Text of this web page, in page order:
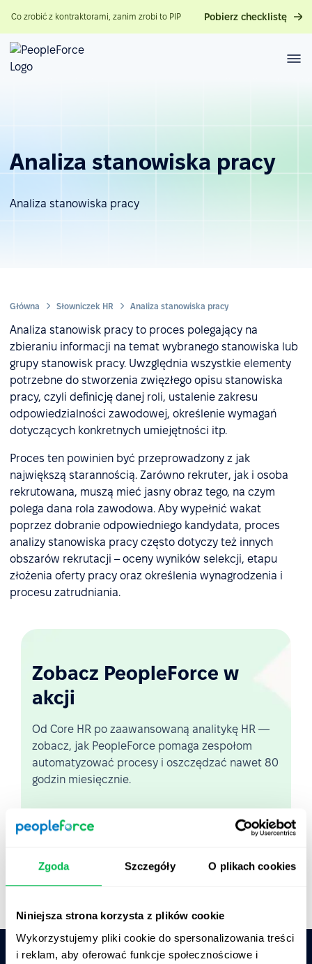
Zgoda Szczegóły O plikach cookies
Niniejsza strona korzysta z plików cookie
Wykorzystujemy pliki cookie do spersonalizowania treści
i reklam, aby oferować funkcje społecznościowe i
Co zrobić z kontraktorami, zanim zrobi to PIP Pobierz checklistę
Analiza stanowiska pracy
Analiza stanowiska pracy
Główna Słowniczek HR Analiza stanowiska pracy
Analiza stanowisk pracy to proces polegający na
zbieraniu informacji na temat wybranego stanowiska lub
grupy stanowisk pracy. Uwzględnia wszystkie elementy
potrzebne do stworzenia zwięzłego opisu stanowiska
pracy, czyli definicję danej roli, ustalenie zakresu
odpowiedzialności zawodowej, określenie wymagań
dotyczących konkretnych umiejętności itp.
Proces ten powinien być przeprowadzony z jak
największą starannością. Zarówno rekruter, jak i osoba
rekrutowana, muszą mieć jasny obraz tego, na czym
polega dana rola zawodowa. Aby wypełnić wakat
poprzez dobranie odpowiedniego kandydata, proces
analizy stanowiska pracy często dotyczy też innych
obszarów rekrutacji – oceny wyników selekcji, etapu
złożenia oferty pracy oraz określenia wynagrodzenia i
procesu zatrudniania.
Zobacz PeopleForce w
akcji
Od Core HR po zaawansowaną analitykę HR —
zobacz, jak PeopleForce pomaga zespołom
automatyzować procesy i oszczędzać nawet 80
godzin miesięcznie.
Zobacz demo na żywo
Krótki przegląd platformy